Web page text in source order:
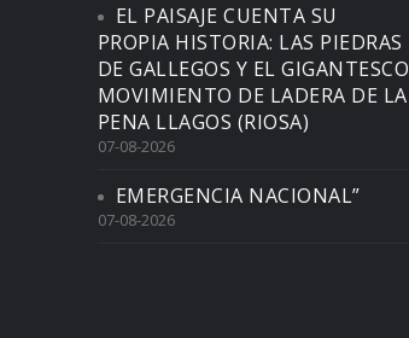
EL PAISAJE CUENTA SU
PROPIA HISTORIA: LAS PIEDRAS
DE GALLEGOS Y EL GIGANTESCO
MOVIMIENTO DE LADERA DE LA
PENA LLAGOS (RIOSA)
07-08-2026
EMERGENCIA NACIONAL”
07-08-2026